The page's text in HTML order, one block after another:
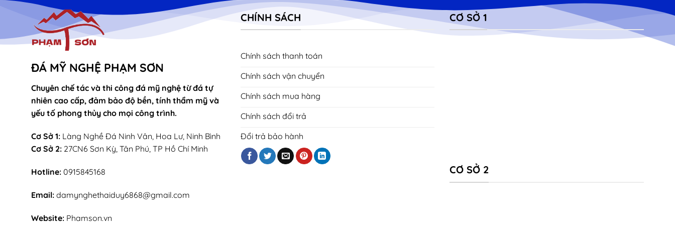
ĐÁ MỸ NGHỆ PHẠM SƠN
Chuyên chế tác và thi công đá mỹ nghệ từ đá tự
nhiên cao cấp, đảm bảo độ bền, tính thẩm mỹ và
yếu tố phong thủy cho mọi công trình.
Cơ Sở 1: Làng Nghề Đá Ninh Vân, Hoa Lư, Ninh Bình
Cơ Sở 2: 27CN6 Sơn Kỳ, Tân Phú, TP Hồ Chí Minh
Hotline: 0915845168
Email: damynghethaiduy6868@gmail.com
Website: Phamson.vn
CHÍNH SÁCH
Chính sách thanh toán
Chính sách vận chuyển
Chính sách mua hàng
Chính sách đổi trả
Đổi trả bảo hành
CƠ SỞ 1
CƠ SỞ 2